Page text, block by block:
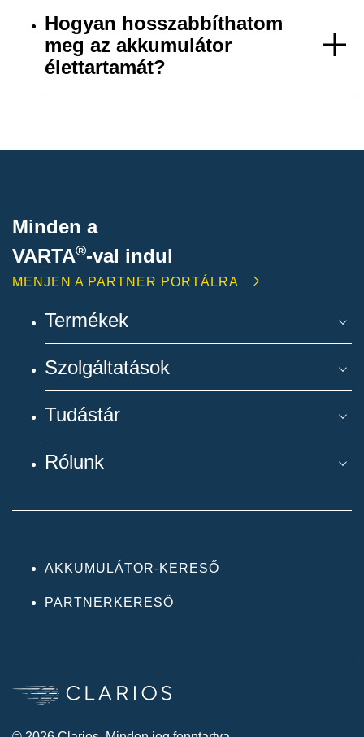
Hogyan hosszabbíthatom
meg az akkumulátor
élettartamát?
Minden a
VARTA®-val indul
MENJEN A PARTNER PORTÁLRA
Termékek
Szolgáltatások
Tudástár
Rólunk
AKKUMULÁTOR-KERESŐ
PARTNERKERESŐ